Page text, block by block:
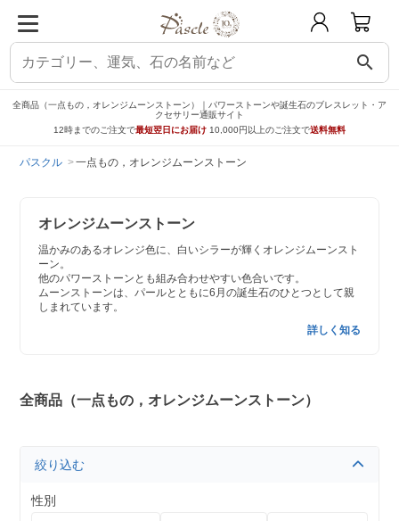
search
全商品（一点もの，オレンジムーンストーン）｜パワーストーンや誕生石のブレスレット・ア
クセサリー通販サイト
12時までのご注文で最短翌日にお届け 10,000円以上のご注文で送料無料
パスクル 一点もの，オレンジムーンストーン
オレンジムーンストーン
温かみのあるオレンジ色に、白いシラーが輝くオレンジムーンスト
ーン。
他のパワーストーンとも組み合わせやすい色合いです。
ムーンストーンは、パールとともに6月の誕生石のひとつとして親
しまれています。
詳しく知る
全商品（一点もの，オレンジムーンストーン）
絞り込む
性別